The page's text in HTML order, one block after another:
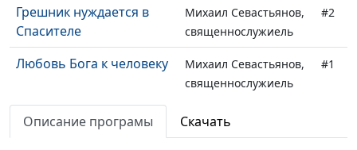
Грешник нуждается в
Спасителе
Михаил Севастьянов,
священнослужиель
#2
Любовь Бога к человеку
Михаил Севастьянов,
священнослужиель
#1
Описание програмы Скачать